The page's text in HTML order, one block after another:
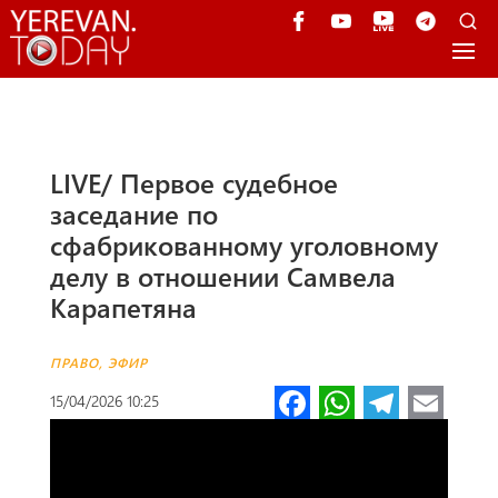
LIVE/ Первое судебное
заседание по
сфабрикованному уголовному
делу в отношении Самвела
Карапетяна
ПРАВО, ЭФИР
15/04/2026 10:25 Fa W Te